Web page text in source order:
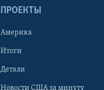
ПРОЕКТЫ
Америка
Итоги
Детали
Новости США за минуту